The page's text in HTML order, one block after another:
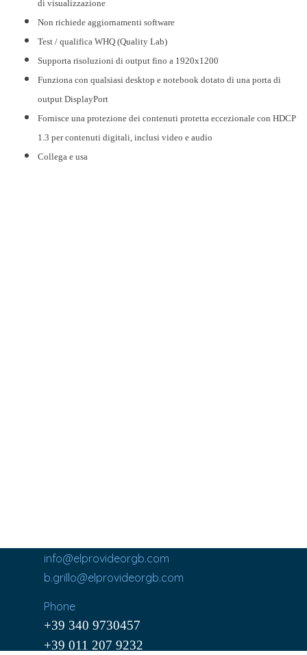
di visualizzazione
Non richiede aggiornamenti software
Test / qualifica WHQ (Quality Lab)
Supporta risoluzioni di output fino a 1920x1200
Funziona con qualsiasi desktop e notebook dotato di una porta di
output DisplayPort
Fornisce una protezione dei contenuti protetta eccezionale con HDCP
1.3 per contenuti digitali, inclusi video e audio
Collega e usa
info@elprovideorgb.com
b.grillo@elprovideorgb.com
Phone
+39 340 9730457
+39 011 207 9232